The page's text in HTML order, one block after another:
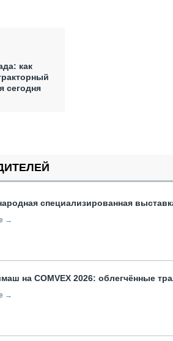
как
сегодня
специализированная
→
на COMVEX 2026: облегчённые
→